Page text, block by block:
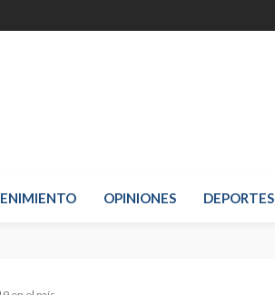
OPINIONES DEPORTES